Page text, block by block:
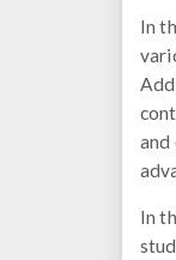
In
and
In